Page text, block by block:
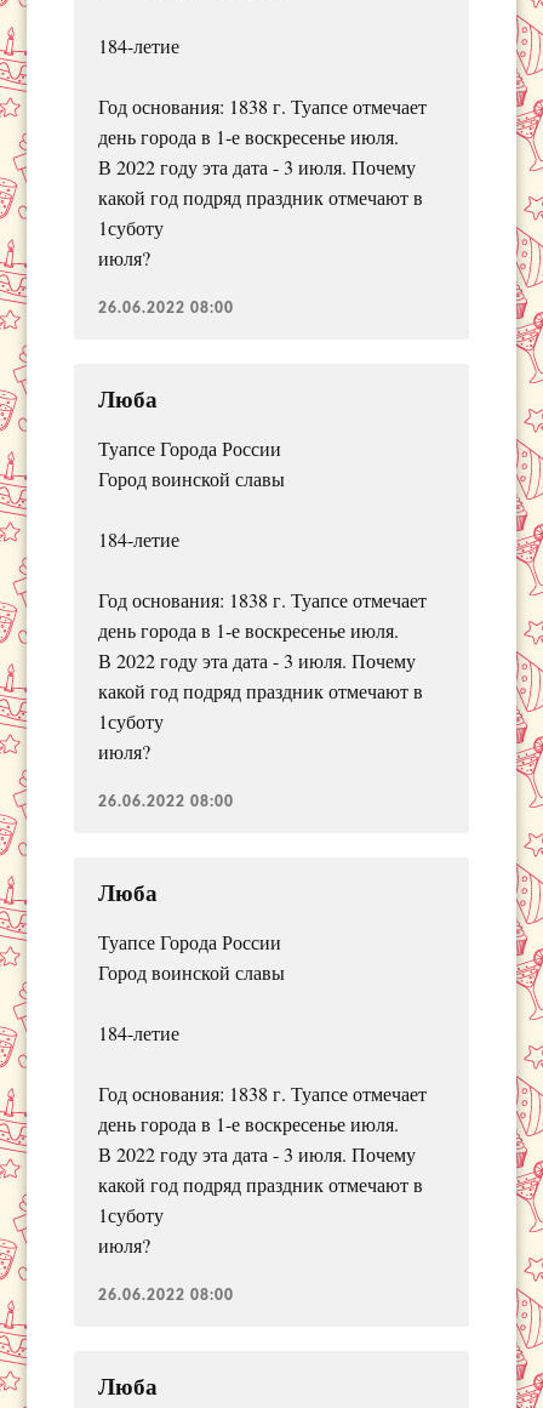
184-летие
Год основания: 1838 г. Туапсе отмечает
день города в 1-е воскресенье июля.
В 2022 году эта дата - 3 июля. Почему
какой год подряд праздник отмечают в
1суботу
июля?
26.06.2022 08:00
Люба
Туапсе Города России
Город воинской славы
184-летие
Год основания: 1838 г. Туапсе отмечает
день города в 1-е воскресенье июля.
В 2022 году эта дата - 3 июля. Почему
какой год подряд праздник отмечают в
1суботу
июля?
26.06.2022 08:00
Люба
Туапсе Города России
Город воинской славы
184-летие
Год основания: 1838 г. Туапсе отмечает
день города в 1-е воскресенье июля.
В 2022 году эта дата - 3 июля. Почему
какой год подряд праздник отмечают в
1суботу
июля?
26.06.2022 08:00
Люба